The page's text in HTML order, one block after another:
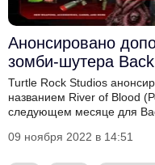
Анонсировано
зомби-шутера
Turtle Rock Studios
названием River of Blood
следующем месяце для
09 ноября 2022 в 14:51